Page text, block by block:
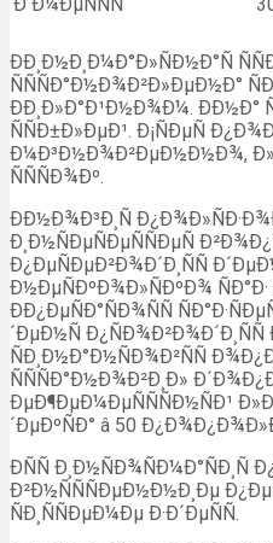
Ð Ð¼ÐµÑÑÑ
ÐÐ¸Ð½Ð¸Ð¼Ð°Ð»ÑÐ½Ð°Ñ
ÑÑÑÐ°Ð½Ð¾Ð²Ð»ÐµÐ½Ð°
ÐÐ¸Ð»Ð°Ð¹Ð½Ð¾Ð¼. ÐÐ½Ð°
ÑÑÐ±Ð»ÐµÐ¹. Ð¡ÑÐµÑ
Ð¼Ð³Ð½Ð¾Ð²ÐµÐ½Ð½Ð¾,
ÑÑÑÐ¾Ðº.
ÐÐ½Ð¾Ð³Ð¸Ñ
Ð¸Ð½ÑÐµÑÐµÑÑÐµÑ
Ð¿ÐµÑÐµÐ²Ð¾Ð´Ð¸ÑÑ
Ð½ÐµÑÐºÐ¾Ð»ÑÐºÐ¾ ÑÐ°Ð·
ÐÐ¿ÐµÑÐ°ÑÐ¾ÑÑ
´ÐµÐ½Ñ
ÑÐ¸Ð½Ð°Ð½ÑÐ¾Ð²ÑÑ
ÑÑÑÐ°Ð½Ð¾Ð²Ð¸Ð»
ÐµÐ¶ÐµÐ¼ÐµÑÑÑÐ½ÑÐ¹
´ÐµÐºÑÐ° â 50
ÐÑÑ Ð¸Ð½ÑÐ¾ÑÐ¼Ð°ÑÐ¸Ñ
Ð²Ð½ÑÑÑÐµÐ½Ð½Ð¸Ðµ
ÑÐ¸ÑÑÐµÐ¼Ðµ Ð·Ð´ÐµÑÑ.